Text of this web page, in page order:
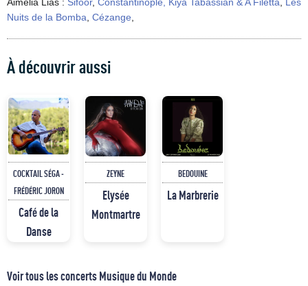
Nuits de la Bomba Cézange
À découvrir aussi
COCKTAIL SÉGA -
FRÉDÉRIC JORON
Café de la
Danse
ZEYNE
Elysée
Montmartre
BEDOUINE
La Marbrerie
Voir tous les concerts Musique du Monde